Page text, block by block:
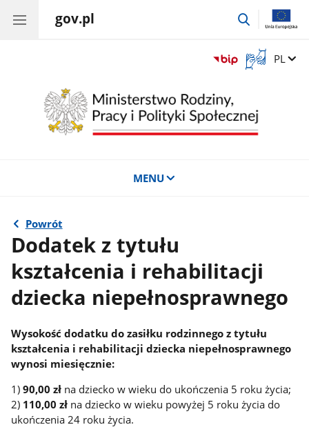
gov.pl
przejdź
Otwórz
okno
języka
migowego
Zmień
PL
MENU
Powrót
Dodatek z tytułu
kształcenia i rehabilitacji
dziecka niepełnosprawnego
Wysokość dodatku do zasiłku rodzinnego z tytułu
kształcenia i rehabilitacji dziecka niepełnosprawnego
wynosi miesięcznie:
1)90,00 zł na dziecko w wieku do ukończenia 5 roku życia;
2) 110,00 zł na dziecko w wieku powyżej 5 roku życia do
ukończenia 24 roku życia.